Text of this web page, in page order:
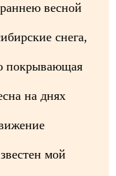
весной
снега,
покрывающая
на днях
мой